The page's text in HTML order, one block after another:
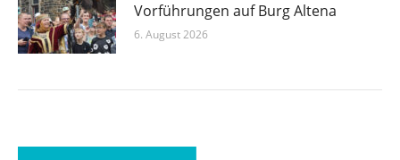
Vorführungen auf Burg Altena
6. August 2026